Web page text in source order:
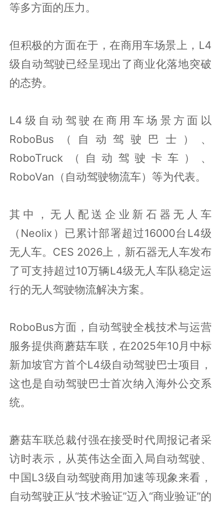
等多方面的压力。
但积极的方面在于，在商用车场景上，L4
级自动驾驶已经呈现出了商业化落地突破
的态势。
L4级自动驾驶在商用车场景方面以
RoboBus（自动驾驶巴士）、
RoboTruck（自动驾驶卡车）、
RoboVan（自动驾驶物流车）等为代表。
其中，无人配送企业新石器无人车
（Neolix）已累计部署超过16000台L4级
无人车。CES 2026上，新石器无人车发布
了可支持超过10万辆L4级无人车队稳定运
行的无人驾驶物流解决方案。
RoboBus方面，自动驾驶全栈技术与运营
服务提供商蘑菇车联，在2025年10月中标
新加坡官方首个L4级自动驾驶巴士项目，
这也是自动驾驶巴士首次纳入海外公交系
统。
蘑菇车联总裁付强在接受时代周报记者采
访时表示，从英伟达全面入局自动驾驶、
中国L3级自动驾驶商用加速等现象来看，
自动驾驶正从“技术验证”迈入“商业验证”的